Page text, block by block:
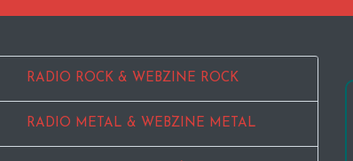
RADIO ROCK & WEBZINE ROCK
RADIO METAL & WEBZINE METAL